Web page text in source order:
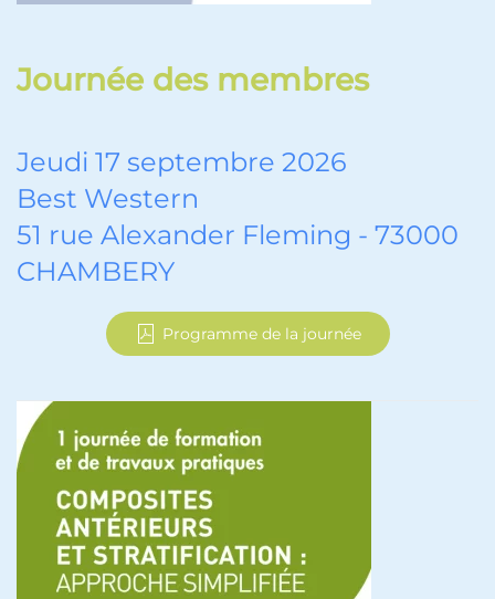
Journée des membres
Jeudi 17 septembre 2026
Best Western
51 rue Alexander Fleming - 73000
CHAMBERY
Programme de la journée